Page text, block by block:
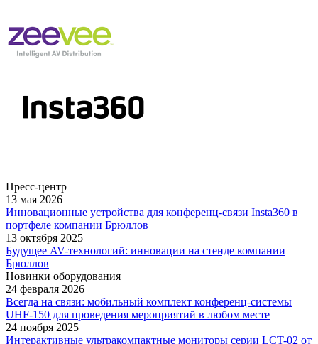
Пресс-центр
13 мая 2026
Инновационные устройства для конференц-связи Insta360 в
портфеле компании Брюллов
13 октября 2025
Будущее AV-технологий: инновации на стенде компании
Брюллов
Новинки оборудования
24 февраля 2026
Всегда на связи: мобильный комплект конференц-системы
UHF-150 для проведения мероприятий в любом месте
24 ноября 2025
Интерактивные ультракомпактные мониторы серии LCT-02 от